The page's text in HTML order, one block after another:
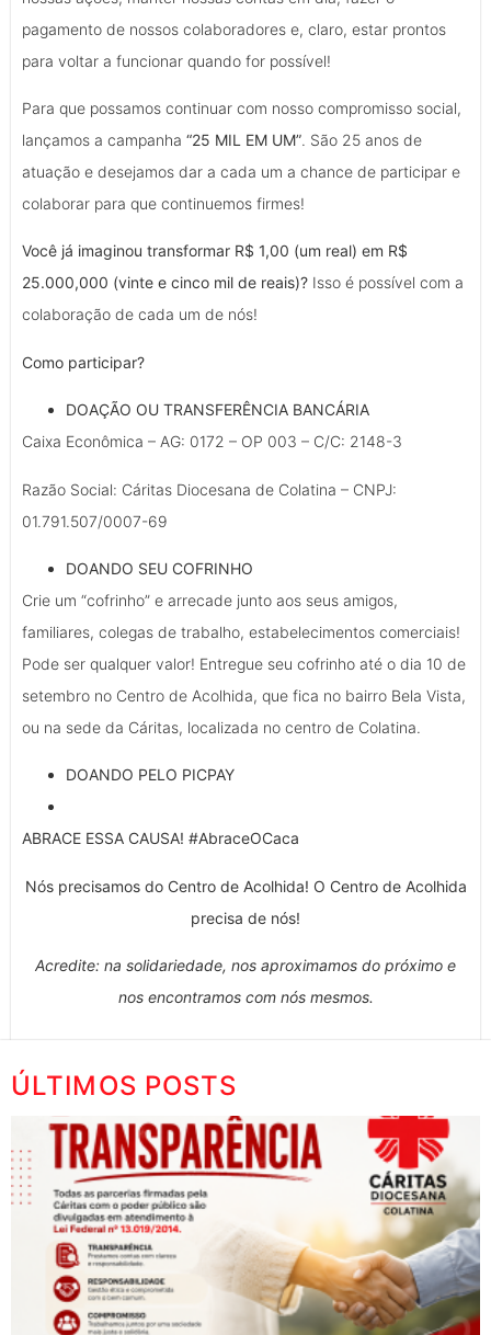
pagamento de nossos colaboradores e, claro, estar prontos
para voltar a funcionar quando for possível!
Para que possamos continuar com nosso compromisso social,
lançamos a campanha “25 MIL EM UM”. São 25 anos de
atuação e desejamos dar a cada um a chance de participar e
colaborar para que continuemos firmes!
Você já imaginou transformar R$ 1,00 (um real) em R$
25.000,000 (vinte e cinco mil de reais)? Isso é possível com a
colaboração de cada um de nós!
Como participar?
DOAÇÃO OU TRANSFERÊNCIA BANCÁRIA
Caixa Econômica – AG: 0172 – OP 003 – C/C: 2148-3
Razão Social: Cáritas Diocesana de Colatina – CNPJ:
01.791.507/0007-69
DOANDO SEU COFRINHO
Crie um “cofrinho” e arrecade junto aos seus amigos,
familiares, colegas de trabalho, estabelecimentos comerciais!
Pode ser qualquer valor! Entregue seu cofrinho até o dia 10 de
setembro no Centro de Acolhida, que fica no bairro Bela Vista,
ou na sede da Cáritas, localizada no centro de Colatina.
DOANDO PELO PICPAY
ABRACE ESSA CAUSA! #AbraceOCaca
Nós precisamos do Centro de Acolhida! O Centro de Acolhida
precisa de nós!
Acredite: na solidariedade, nos aproximamos do próximo e
nos encontramos com nós mesmos.
ÚLTIMOS POSTS